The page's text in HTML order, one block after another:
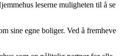
leserne muligheten til å se
sine egne boliger. Ved å fremheve